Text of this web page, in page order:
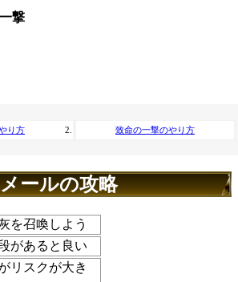
撃
り方 致命の一撃のやり方
ールの攻略
を召喚しよう
があると良い
リスクが大き